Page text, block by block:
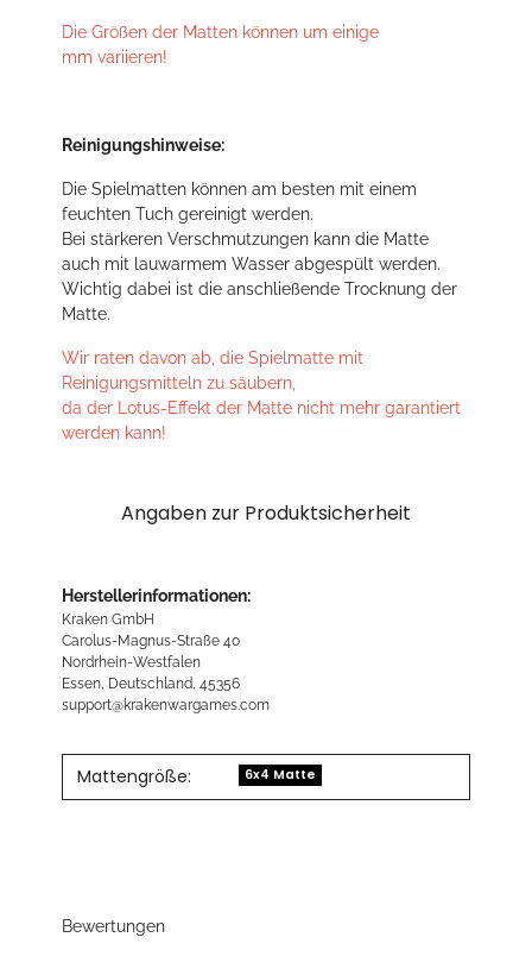
Die Größen der Matten können um einige
mm variieren!
Reinigungshinweise:
Die Spielmatten können am besten mit einem
feuchten Tuch gereinigt werden.
Bei stärkeren Verschmutzungen kann die Matte
auch mit lauwarmem Wasser abgespült werden.
Wichtig dabei ist die anschließende Trocknung der
Matte.
Wir raten davon ab, die Spielmatte mit
Reinigungsmitteln zu säubern,
da der Lotus-Effekt der Matte nicht mehr garantiert
werden kann!
Angaben zur Produktsicherheit
Herstellerinformationen:
Kraken GmbH
Carolus-Magnus-Straße 40
Nordrhein-Westfalen
Essen, Deutschland, 45356
support@krakenwargames.com
Mattengröße: 6x4 Matte
Bewertungen